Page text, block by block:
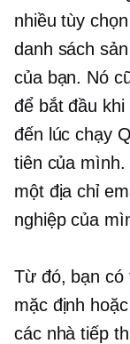
nhiều tùy
danh sách
của bạn. Nó
để bắt đầu khi
đến lúc chạy
tiên của
một địa chỉ
nghiệp của
Từ đó, bạn có
mặc định
các nhà tiếp